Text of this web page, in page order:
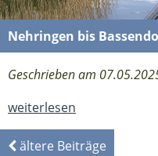
Nehringen bis
Geschrieben am
weiterlesen
ältere Beiträge